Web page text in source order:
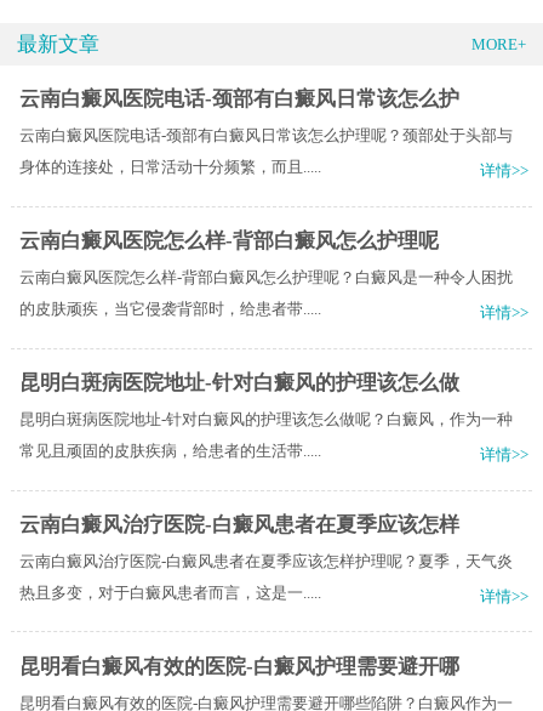
最新文章 MORE+
云南白癜风医院电话-颈部有白癜风日常该怎么护
云南白癜风医院电话-颈部有白癜风日常该怎么护理呢？颈部处于头部与
身体的连接处，日常活动十分频繁，而且.....
详情>>
云南白癜风医院怎么样-背部白癜风怎么护理呢
云南白癜风医院怎么样-背部白癜风怎么护理呢？白癜风是一种令人困扰
的皮肤顽疾，当它侵袭背部时，给患者带.....
详情>>
昆明白斑病医院地址-针对白癜风的护理该怎么做
昆明白斑病医院地址-针对白癜风的护理该怎么做呢？白癜风，作为一种
常见且顽固的皮肤疾病，给患者的生活带.....
详情>>
云南白癜风治疗医院-白癜风患者在夏季应该怎样
云南白癜风治疗医院-白癜风患者在夏季应该怎样护理呢？夏季，天气炎
热且多变，对于白癜风患者而言，这是一.....
详情>>
昆明看白癜风有效的医院-白癜风护理需要避开哪
昆明看白癜风有效的医院-白癜风护理需要避开哪些陷阱？白癜风作为一